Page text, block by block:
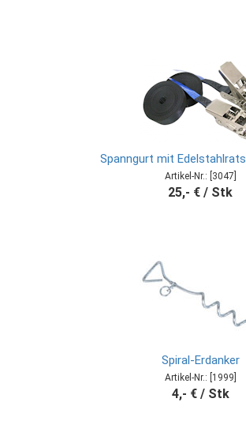
Spanngurt mit
Artikel-Nr.: [3047]
25,- € / Stk
Spiral-Erdanker
Artikel-Nr.: [1999]
4,- € / Stk